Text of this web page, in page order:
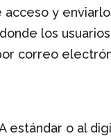
y
los
correo
estándar o al